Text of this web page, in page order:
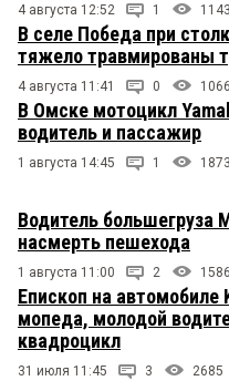
4 августа 12:52 1 1143
В селе Победа при
тяжело травмированы
4 августа 11:41 0 1066
В Омске мотоцикл
водитель и пассажир
1 августа 14:45 1 1873
Водитель большегруза
насмерть пешехода
1 августа 11:00 2 1586
Епископ на автомобиле
мопеда, молодой
квадроцикл
31 июля 11:45 3 2685